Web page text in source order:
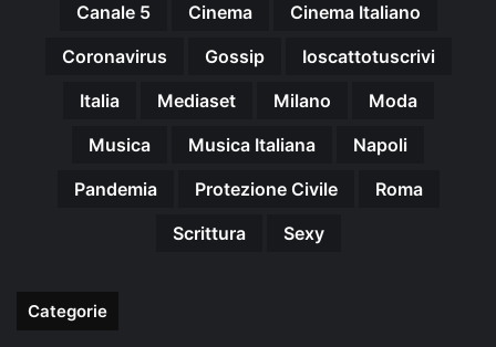
Canale 5 Cinema
Cinema Italiano
Coronavirus
Gossip
Ioscattotuscrivi
Italia
Mediaset Milano
Moda
Musica
Musica Italiana
Napoli
Pandemia
Protezione Civile
Roma
Scrittura
Sexy
Categorie